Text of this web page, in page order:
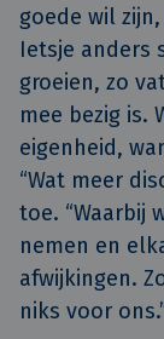
goede wil
Ietsje anders
groeien, zo
mee bezig is.
eigenheid,
“Wat meer
toe. “Waarbij
nemen en
afwijkingen.
niks voor